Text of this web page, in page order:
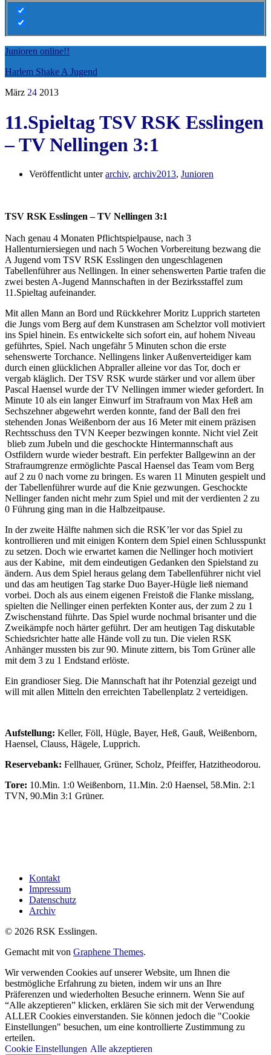
Junioren online!!
Harlem Shake A Jugend
März 24 2013
11.Spieltag TSV RSK Esslingen
– TV Nellingen 3:1
Veröffentlicht unterarchiv, archiv2013, Junioren
TSV RSK Esslingen – TV Nellingen 3:1
Nach genau 4 Monaten Pflichtspielpause, nach 3
Hallenturniersiegen und nach 5 Wochen Vorbereitung bezwang die
A Jugend vom TSV RSK Esslingen den ungeschlagenen
Tabellenführer aus Nellingen. In einer sehenswerten Partie trafen die
zwei besten A-Jugend Mannschaften in der Bezirksstaffel zum
11.Spieltag aufeinander.
Mit allen Mann an Bord und Rückkehrer Moritz Lupprich starteten
die Jungs vom Berg auf dem Kunstrasen am Schelztor voll motiviert
ins Spiel hinein. Es entwickelte sich sofort ein, auf hohem Niveau
geführtes, Spiel. Nach ungefähr 5 Minuten schon die erste
sehenswerte Torchance. Nellingens linker Außenverteidiger kam
durch einen glücklichen Abpraller alleine vor das Tor, doch er
vergab kläglich. Der TSV RSK wurde stärker und vor allem über
Pascal Haensel wurde der TV Nellingen immer wieder gefordert. In
Minute 10 als ein langer Einwurf im Strafraum von Max Heß am
Sechszehner abgewehrt werden konnte, fand der Ball den frei
stehenden Jonas Weißenborn der aus 16 Meter mit einem präzisen
Rechtsschuss den TVN Keeper bezwingen konnte. Nicht viel Zeit
blieb zum Jubeln und die geschockte Hintermannschaft aus
Ostfildern wurde wieder bestraft. Ein perfekter Ballgewinn an der
Strafraumgrenze ermöglichte Pascal Haensel das Team vom Berg
auf 2 zu 0 nach vorne zu bringen. Es waren 11 Minuten gespielt und
der Tabellenführer wurde auf die Knie gezwungen. Geschockte
Nellinger fanden nicht mehr zum Spiel und mit der verdienten 2 zu
0 Führung ging man in die Halbzeitpause.
In der zweite Hälfte nahmen sich die RSK’ler vor das Spiel zu
kontrollieren und mit einigen Kontern dem Spiel einen Schlusspunkt
zu setzen. Doch wie erwartet kamen die Nellinger hoch motiviert
aus der Kabine, mit dem eindeutigen Gedanken den Spielstand zu
ändern. Aus dem Spiel heraus gelang dem Tabellenführer nicht viel
und das am heutigen Tag starke Duo Bayer-Hügle ließ niemand
vorbei. Doch als aus einem eigenen Freistoß die Flanke misslang,
spielten die Nellinger einen perfekten Konter aus, der zum 2 zu 1
Zwischenstand führte. Das Spiel wurde nochmal brisanter und die
Zweikämpfe noch härter geführt. Der am heutigen Tag diskutable
Schiedsrichter hatte alle Hände voll zu tun. Die vielen RSK
Anhänger mussten bis zur 90. Minute zittern, bis Tom Grüner alle
mit dem 3 zu 1 Endstand erlöste.
Ein grandioser Sieg. Die Mannschaft hat ihr Potenzial gezeigt und
will mit allen Mitteln den erreichten Tabellenplatz 2 verteidigen.
Aufstellung: Keller, Föll, Hügle, Bayer, Heß, Gauß, Weißenborn,
Haensel, Clauss, Hägele, Lupprich.
Reservebank: Fellhauer, Grüner, Scholz, Pfeiffer, Hatzitheodorou.
Tore: 10.Min. 1:0 Weißenborn, 11.Min. 2:0 Haensel, 58.Min. 2:1
TVN, 90.Min 3:1 Grüner.
Kontakt
Impressum
Datenschutz
Archiv
© 2026 RSK Esslingen.
Gemacht mit von Graphene Themes.
Wir verwenden Cookies auf unserer Website, um Ihnen die
bestmögliche Erfahrung zu bieten, indem wir uns an Ihre
Präferenzen und wiederholten Besuche erinnern. Wenn Sie auf
“Alle akzeptieren” klicken, erklären Sie sich mit der Verwendung
ALLER Cookies einverstanden. Sie können jedoch die "Cookie
Einstellungen" besuchen, um eine kontrollierte Zustimmung zu
erteilen.
Cookie Einstellungen Alle akzeptieren